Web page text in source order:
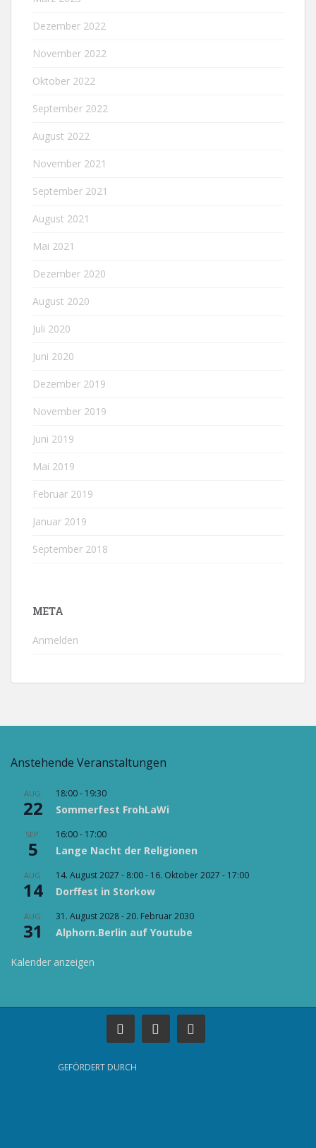
Dezember 2022
November 2022
Oktober 2022
September 2022
August 2022
November 2021
September 2021
August 2021
Mai 2021
Dezember 2020
August 2020
Juli 2020
Juni 2020
Dezember 2019
November 2019
Juni 2019
Mai 2019
Februar 2019
Januar 2019
September 2018
META
Anmelden
Anstehende Veranstaltungen
AUG.
22
18:00- 19:30
Sommerfest FrohLaWi
SEP.
5
16:00- 17:00
Lange Nacht der Religionen
AUG.
14
14. August 2027 - 8:00- 16. Oktober 2027 - 17:00
Dorffest in Storkow
AUG.
31
31. August 2028-20. Februar 2030
Alphorn.Berlin auf Youtube
Kalender anzeigen
GEFÖRDERT DURCH